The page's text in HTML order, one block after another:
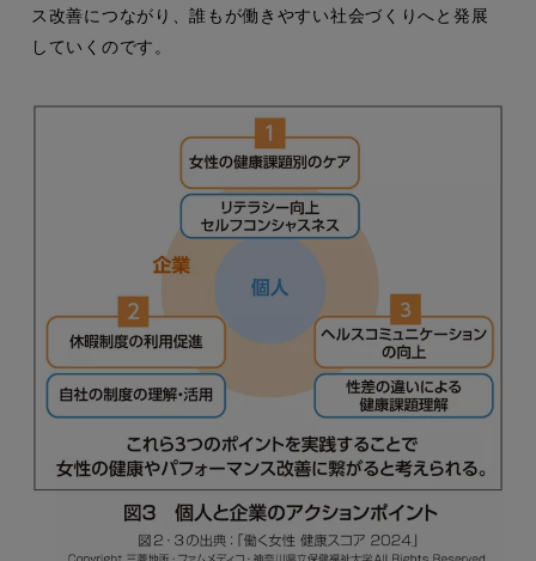
ス改善につながり、誰もが働きやすい社会づくりへと発展
していくのです。